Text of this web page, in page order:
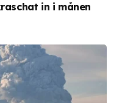
in i månen